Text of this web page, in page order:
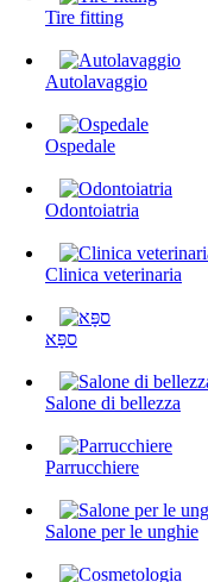
Tire fitting
Autolavaggio
Ospedale
Odontoiatria
Clinica veterinaria
ספָּא
Salone di bellezza
Parrucchiere
Salone per le unghie